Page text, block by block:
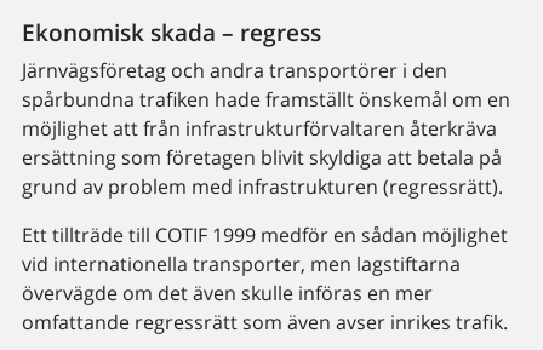
Ekonomisk skada – regress
Järnvägsföretag och andra transportörer i den
spårbundna trafiken hade framställt önskemål om en
möjlighet att från infrastrukturförvaltaren återkräva
ersättning som företagen blivit skyldiga att betala på
grund av problem med infrastrukturen (regressrätt).
Ett tillträde till COTIF 1999 medför en sådan möjlighet
vid internationella transporter, men lagstiftarna
övervägde om det även skulle införas en mer
omfattande regressrätt som även avser inrikes trafik.